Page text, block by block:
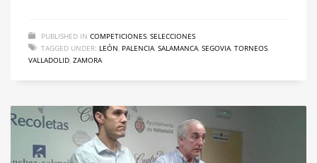
PUBLISHED IN COMPETICIONES SELECCIONES
TAGGED UNDER: LEÓN PALENCIA SALAMANCA SEGOVIA TORNEOS
VALLADOLID ZAMORA